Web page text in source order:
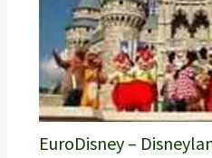
EuroDisney –